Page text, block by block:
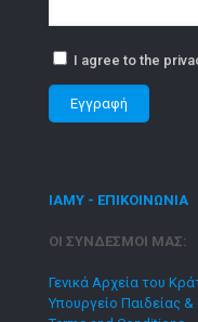
I agree to the
ΙΑΜΥ - ΕΠΙΚΟΙΝΩΝΙΑ
ΟΙ ΣΥΝΔΕΣΜΟΙ ΜΑΣ:
Γενικά Αρχεία του
Υπουργείο Παιδείας